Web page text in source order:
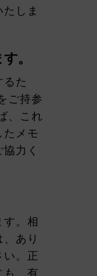
しま
。
た
ご持参
、これ
たメモ
力く
す。相
あり
い。正
も、有